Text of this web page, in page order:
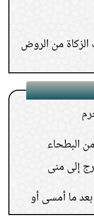
عن سائر
عدد المشاهدات73661 )
مالًا
عدد المشاهدات70664 )
عدد المشاهدات70354 )
الزكاة من الروض
الزكاة من الروض
كتاب الزكاة من
الزكاة من
والوفاة
من البطحاء
إلى منى
بعد ما أمسى أو